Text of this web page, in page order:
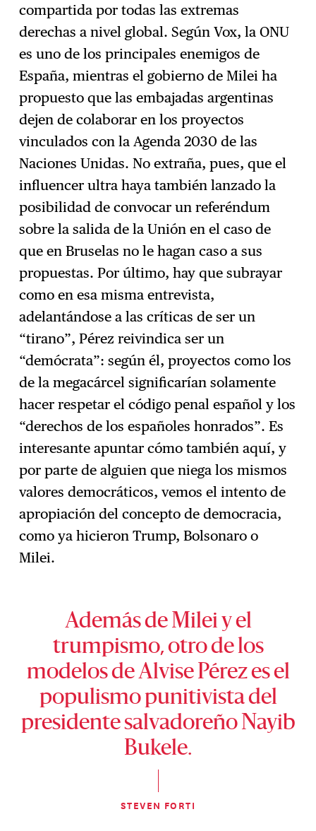
compartida por todas las extremas
derechas a nivel global. Según Vox, la ONU
es uno de los principales enemigos de
España, mientras el gobierno de Milei ha
propuesto que las embajadas argentinas
dejen de colaborar en los proyectos
vinculados con la Agenda 2030 de las
Naciones Unidas. No extraña, pues, que el
influencer ultra haya también lanzado la
posibilidad de convocar un referéndum
sobre la salida de la Unión en el caso de
que en Bruselas no le hagan caso a sus
propuestas. Por último, hay que subrayar
como en esa misma entrevista,
adelantándose a las críticas de ser un
“tirano”, Pérez reivindica ser un
“demócrata”: según él, proyectos como los
de la megacárcel significarían solamente
hacer respetar el código penal español y los
“derechos de los españoles honrados”. Es
interesante apuntar cómo también aquí, y
por parte de alguien que niega los mismos
valores democráticos, vemos el intento de
apropiación del concepto de democracia,
como ya hicieron Trump, Bolsonaro o
Milei.
Además de Milei y el
trumpismo, otro de los
modelos de Alvise Pérez es el
populismo punitivista del
presidente salvadoreño Nayib
Bukele.
STEVEN FORTI